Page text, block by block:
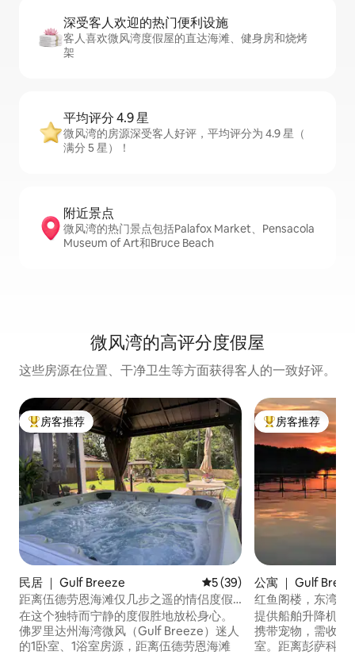
深受客人欢迎的热门便利设施
客人喜欢微风湾度假屋的直达海滩、健身房和烧烤
架
平均评分 4.9 星
微风湾的房源深受客人好评，平均评分为 4.9 星（
满分 5 星）！
附近景点
微风湾的热门景点包括Palafox Market、Pensacola
Museum of Art和Bruce Beach
微风湾的高评分度假屋
这些房源在位置、干净卫生等方面获得客人的一致好评。
热门「房客推荐」
房客推荐
民居 ｜ Gulf Breeze 平均评分 5 分（满分 5 分）
5 (39)
距离伍德劳恩海滩仅几步之遥的情侣度假
胜地
在这个独特而宁静的度假胜地放松身心。
佛罗里达州海湾微风（Gulf Breeze）迷人
的1卧室、1浴室房源，距离伍德劳恩海滩
热门「房客推荐」
房客推荐
公寓 ｜ Gulf
红鱼阁楼，东湾私
提供船舶升降机-额
携带宠物，需收
室。距离彭萨科拉